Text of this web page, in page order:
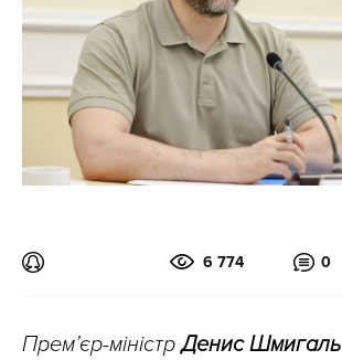
6 774 0
Прем’єр-міністрДенис Шмигаль